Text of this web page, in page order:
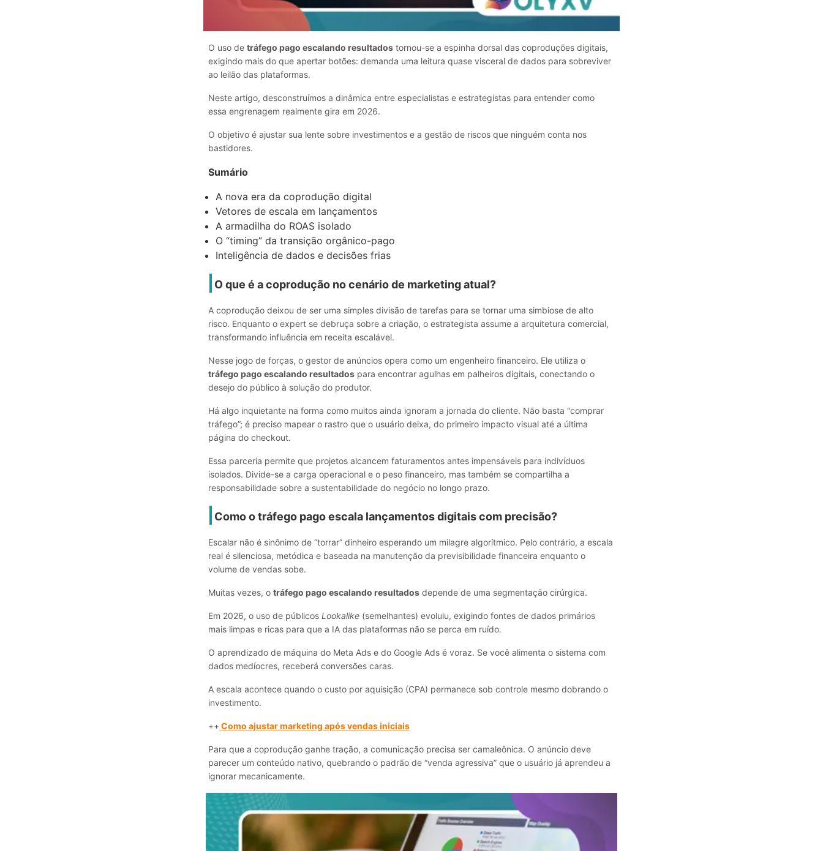
O uso de tráfego pago escalando resultados tornou-se a espinha dorsal das coproduções digitais,
exigindo mais do que apertar botões: demanda uma leitura quase visceral de dados para sobreviver
ao leilão das plataformas.
Neste artigo, desconstruímos a dinâmica entre especialistas e estrategistas para entender como
essa engrenagem realmente gira em 2026.
O objetivo é ajustar sua lente sobre investimentos e a gestão de riscos que ninguém conta nos
bastidores.
Sumário
A nova era da coprodução digital
Vetores de escala em lançamentos
A armadilha do ROAS isolado
O “timing” da transição orgânico-pago
Inteligência de dados e decisões frias
O que é a coprodução no cenário de marketing atual?
A coprodução deixou de ser uma simples divisão de tarefas para se tornar uma simbiose de alto
risco. Enquanto o expert se debruça sobre a criação, o estrategista assume a arquitetura comercial,
transformando influência em receita escalável.
Nesse jogo de forças, o gestor de anúncios opera como um engenheiro financeiro. Ele utiliza o
tráfego pago escalando resultados para encontrar agulhas em palheiros digitais, conectando o
desejo do público à solução do produtor.
Há algo inquietante na forma como muitos ainda ignoram a jornada do cliente. Não basta “comprar
tráfego”; é preciso mapear o rastro que o usuário deixa, do primeiro impacto visual até a última
página do checkout.
Essa parceria permite que projetos alcancem faturamentos antes impensáveis para indivíduos
isolados. Divide-se a carga operacional e o peso financeiro, mas também se compartilha a
responsabilidade sobre a sustentabilidade do negócio no longo prazo.
Como o tráfego pago escala lançamentos digitais com precisão?
Escalar não é sinônimo de “torrar” dinheiro esperando um milagre algorítmico. Pelo contrário, a escala
real é silenciosa, metódica e baseada na manutenção da previsibilidade financeira enquanto o
volume de vendas sobe.
Muitas vezes, o tráfego pago escalando resultados depende de uma segmentação cirúrgica.
Em 2026, o uso de públicos Lookalike (semelhantes) evoluiu, exigindo fontes de dados primários
mais limpas e ricas para que a IA das plataformas não se perca em ruído.
O aprendizado de máquina do Meta Ads e do Google Ads é voraz. Se você alimenta o sistema com
dados medíocres, receberá conversões caras.
A escala acontece quando o custo por aquisição (CPA) permanece sob controle mesmo dobrando o
investimento.
++ Como ajustar marketing após vendas iniciais
Para que a coprodução ganhe tração, a comunicação precisa ser camaleônica. O anúncio deve
parecer um conteúdo nativo, quebrando o padrão de “venda agressiva” que o usuário já aprendeu a
ignorar mecanicamente.